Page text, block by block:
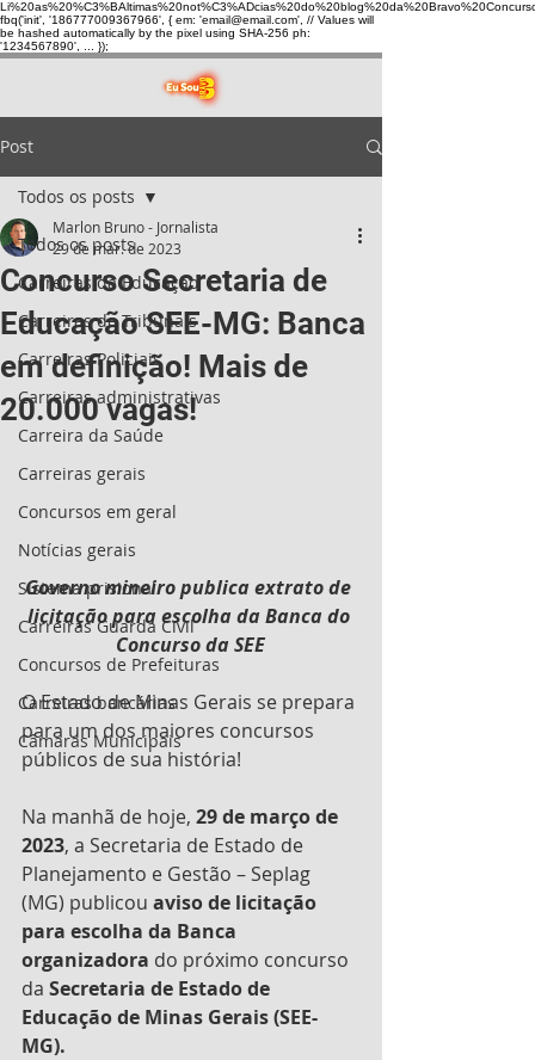
fbq('init', '186777009367966', { em: 'email@email.com', // Values will
be hashed automatically by the pixel using SHA-256 ph:
'1234567890', ... });
Post
Todos os posts
Carreiras da Educação
Carreiras de Tribunais
Carreiras Policiais
Carreiras administrativas
Carreira da Saúde
Carreiras gerais
Concursos em geral
Notícias gerais
Sistema prisional
Carreiras Guarda Civil
Concursos de Prefeituras
Carreiras bancárias
Câmaras Municipais
Todos os posts
Concurso Secretaria de
Educação SEE-MG: Banca
em definição! Mais de
20.000 vagas!
Marlon Bruno - Jornalista
29 de mar. de 2023
Governo mineiro publica extrato de
licitação para escolha da Banca do
Concurso da SEE
O Estado de Minas Gerais se prepara
para um dos maiores concursos
públicos de sua história!
Na manhã de hoje, 29 de março de
2023, a Secretaria de Estado de
Planejamento e Gestão – Seplag
(MG) publicou aviso de licitação
para escolha da Banca
organizadora do próximo concurso
da Secretaria de Estado de
Educação de Minas Gerais (SEE-
MG).